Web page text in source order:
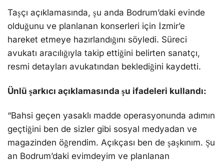
Taşçı açıklamasında, şu anda Bodrum’daki evinde
olduğunu ve planlanan konserleri için İzmir’e
hareket etmeye hazırlandığını söyledi. Süreci
avukatı aracılığıyla takip ettiğini belirten sanatçı,
resmi detayları avukatından beklediğini kaydetti.
Ünlü şarkıcı açıklamasında şu ifadeleri kullandı:
“Bahsi geçen yasaklı madde operasyonunda adımın
geçtiğini ben de sizler gibi sosyal medyadan ve
magazinden öğrendim. Açıkçası ben de şaşkınım. Şu
an Bodrum’daki evimdeyim ve planlanan